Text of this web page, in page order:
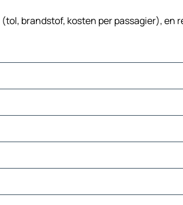
brandstof, kosten per passagier),